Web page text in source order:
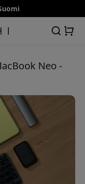
Neo -